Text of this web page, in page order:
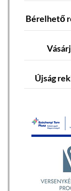
Bérelhető
Újság